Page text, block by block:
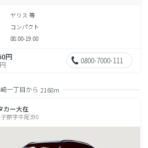
ヤリス 等
コンパクト
08:00-19:00
円 0800-7000-111
一丁目から 2168m
カー大在
原字牛尾390